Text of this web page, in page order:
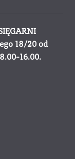
18/20 od
16.00.